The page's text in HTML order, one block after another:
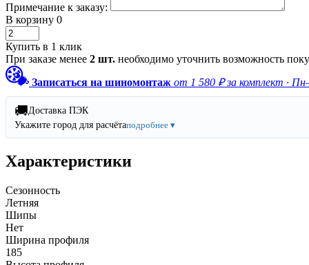
Примечание к заказу:
В корзину 0
Купить в 1 клик
При заказе менее 2 шт. необходимо уточнить возможность
Записаться на шиномонтаж от 1 580 ₽ за комплект ·
🚚Доставка ПЭК
Укажите город для расчётаподробнее ▾
Характеристики
Сезонность
Летняя
Шипы
Нет
Ширина профиля
185